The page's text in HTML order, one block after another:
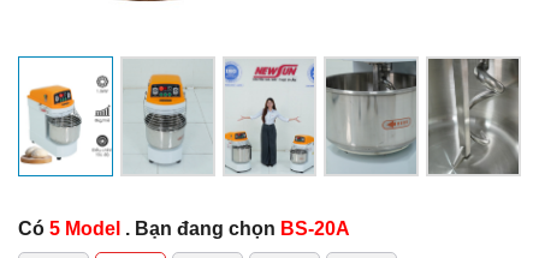
Có 5 Model . Bạn đang chọn BS-20A